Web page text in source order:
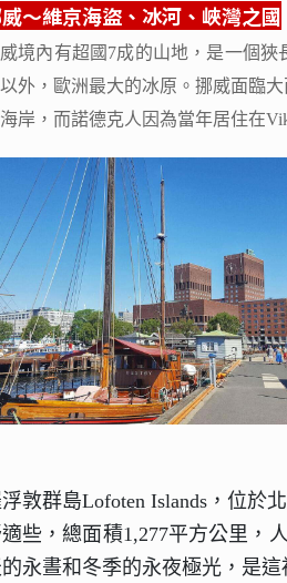
～維京海盜、冰河、峽灣之國
境內有超國7成的山地，是一個
外，歐洲最大的冰原。挪威面臨
海岸，而諾德克人因為當年居住在
敦群島Lofoten Islands，位於
些，總面積1,277平方公里，
永晝和冬季的永夜極光，是